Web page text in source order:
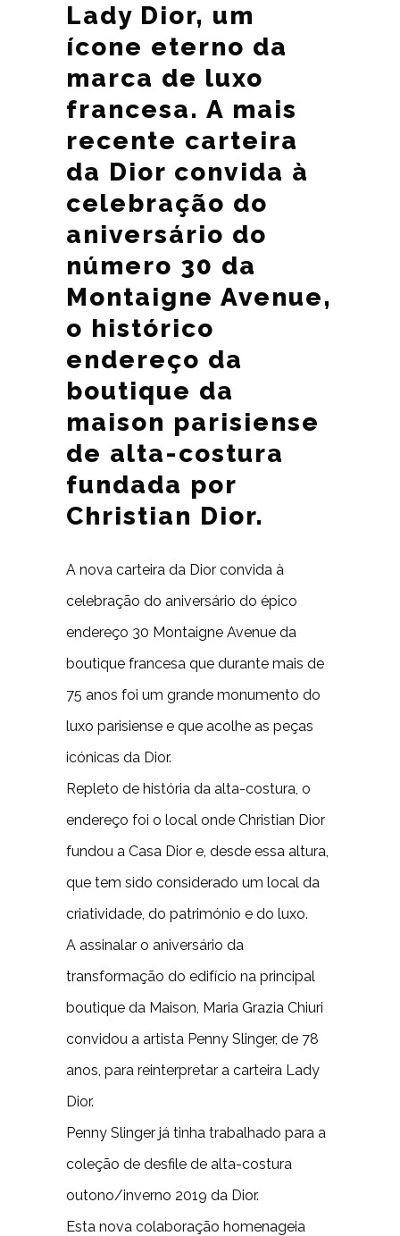
Lady Dior, um
ícone eterno da
marca de luxo
francesa. A mais
recente carteira
da Dior convida à
celebração do
aniversário do
número 30 da
Montaigne Avenue,
o histórico
endereço da
boutique da
maison parisiense
de alta-costura
fundada por
Christian Dior.
A nova carteira da Dior convida à
celebração do aniversário do épico
endereço 30 Montaigne Avenue da
boutique francesa que durante mais de
75 anos foi um grande monumento do
luxo parisiense e que acolhe as peças
icónicas da Dior.
Repleto de história da alta-costura, o
endereço foi o local onde Christian Dior
fundou a Casa Dior e, desde essa altura,
que tem sido considerado um local da
criatividade, do património e do luxo.
A assinalar o aniversário da
transformação do edifício na principal
boutique da Maison, Maria Grazia Chiuri
convidou a artista Penny Slinger, de 78
anos, para reinterpretar a carteira Lady
Dior.
Penny Slinger já tinha trabalhado para a
coleção de desfile de alta-costura
outono/inverno 2019 da Dior.
Esta nova colaboração homenageia